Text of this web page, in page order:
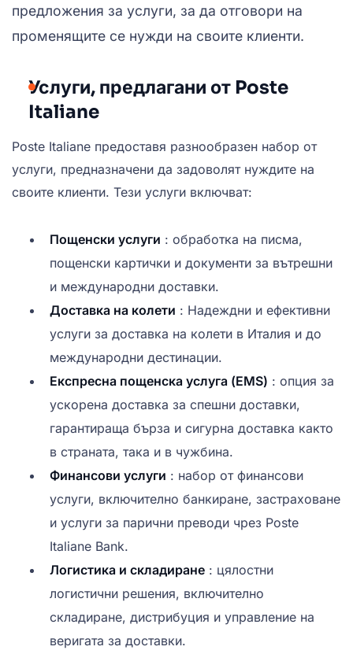
предложения за услуги, за да отговори на
променящите се нужди на своите клиенти.
Услуги, предлагани от Poste
Italiane
Poste Italiane предоставя разнообразен набор от
услуги, предназначени да задоволят нуждите на
своите клиенти. Тези услуги включват:
Пощенски услуги : обработка на писма,
пощенски картички и документи за вътрешни
и международни доставки.
Доставка на колети : Надеждни и ефективни
услуги за доставка на колети в Италия и до
международни дестинации.
Експресна пощенска услуга (EMS) : опция за
ускорена доставка за спешни доставки,
гарантираща бърза и сигурна доставка както
в страната, така и в чужбина.
Финансови услуги : набор от финансови
услуги, включително банкиране, застраховане
и услуги за парични преводи чрез Poste
Italiane Bank.
Логистика и складиране : цялостни
логистични решения, включително
складиране, дистрибуция и управление на
веригата за доставки.